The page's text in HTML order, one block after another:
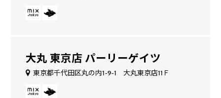
大丸 東京店 パーリーゲイツ
東京都千代田区丸の内1-9-1 大丸東京店11Ｆ